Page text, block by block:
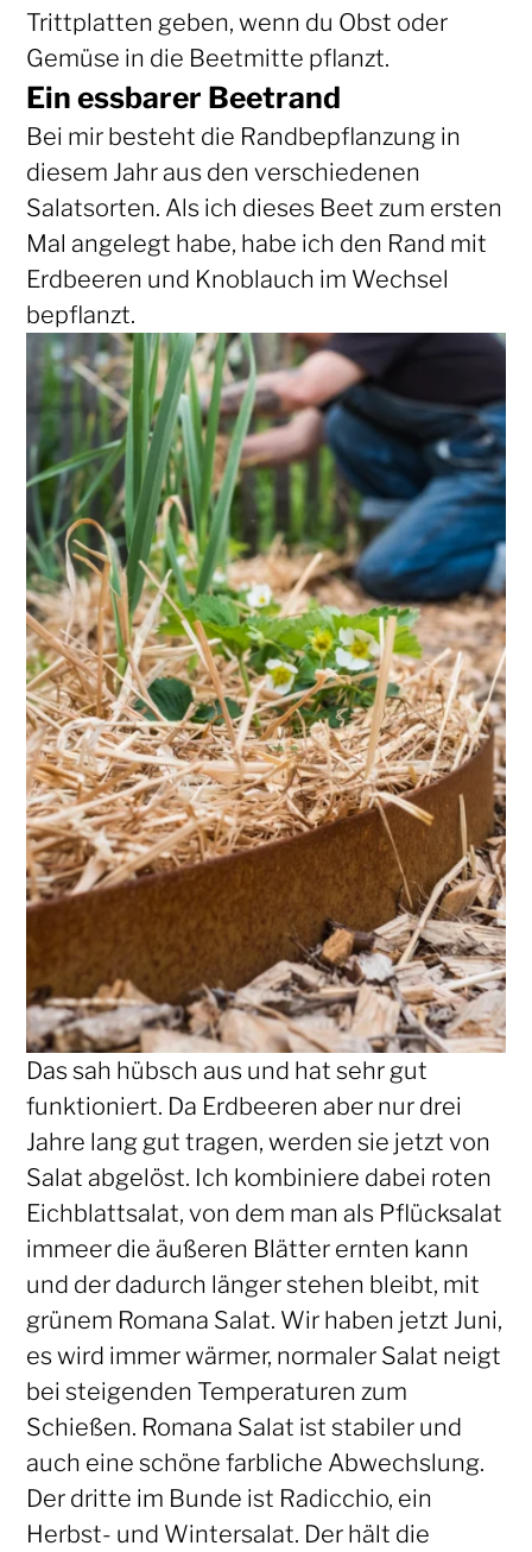
Trittplatten geben, wenn du Obst oder
Gemüse in die Beetmitte pflanzt.
Ein essbarer Beetrand
Bei mir besteht die Randbepflanzung in
diesem Jahr aus den verschiedenen
Salatsorten. Als ich dieses Beet zum ersten
Mal angelegt habe, habe ich den Rand mit
Erdbeeren und Knoblauch im Wechsel
bepflanzt.
Das sah hübsch aus und hat sehr gut
funktioniert. Da Erdbeeren aber nur drei
Jahre lang gut tragen, werden sie jetzt von
Salat abgelöst. Ich kombiniere dabei roten
Eichblattsalat, von dem man als Pflücksalat
immeer die äußeren Blätter ernten kann
und der dadurch länger stehen bleibt, mit
grünem Romana Salat. Wir haben jetzt Juni,
es wird immer wärmer, normaler Salat neigt
bei steigenden Temperaturen zum
Schießen. Romana Salat ist stabiler und
auch eine schöne farbliche Abwechslung.
Der dritte im Bunde ist Radicchio, ein
Herbst- und Wintersalat. Der hält die